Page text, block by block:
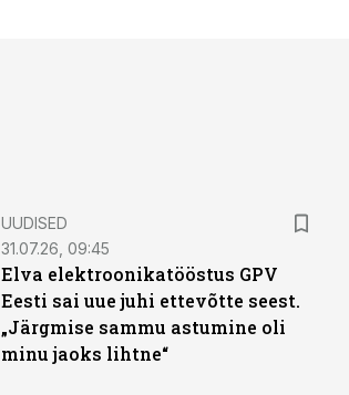
UUDISED
31.07.26, 09:45
Elva elektroonikatööstus GPV
Eesti sai uue juhi ettevõtte seest.
„Järgmise sammu astumine oli
minu jaoks lihtne“